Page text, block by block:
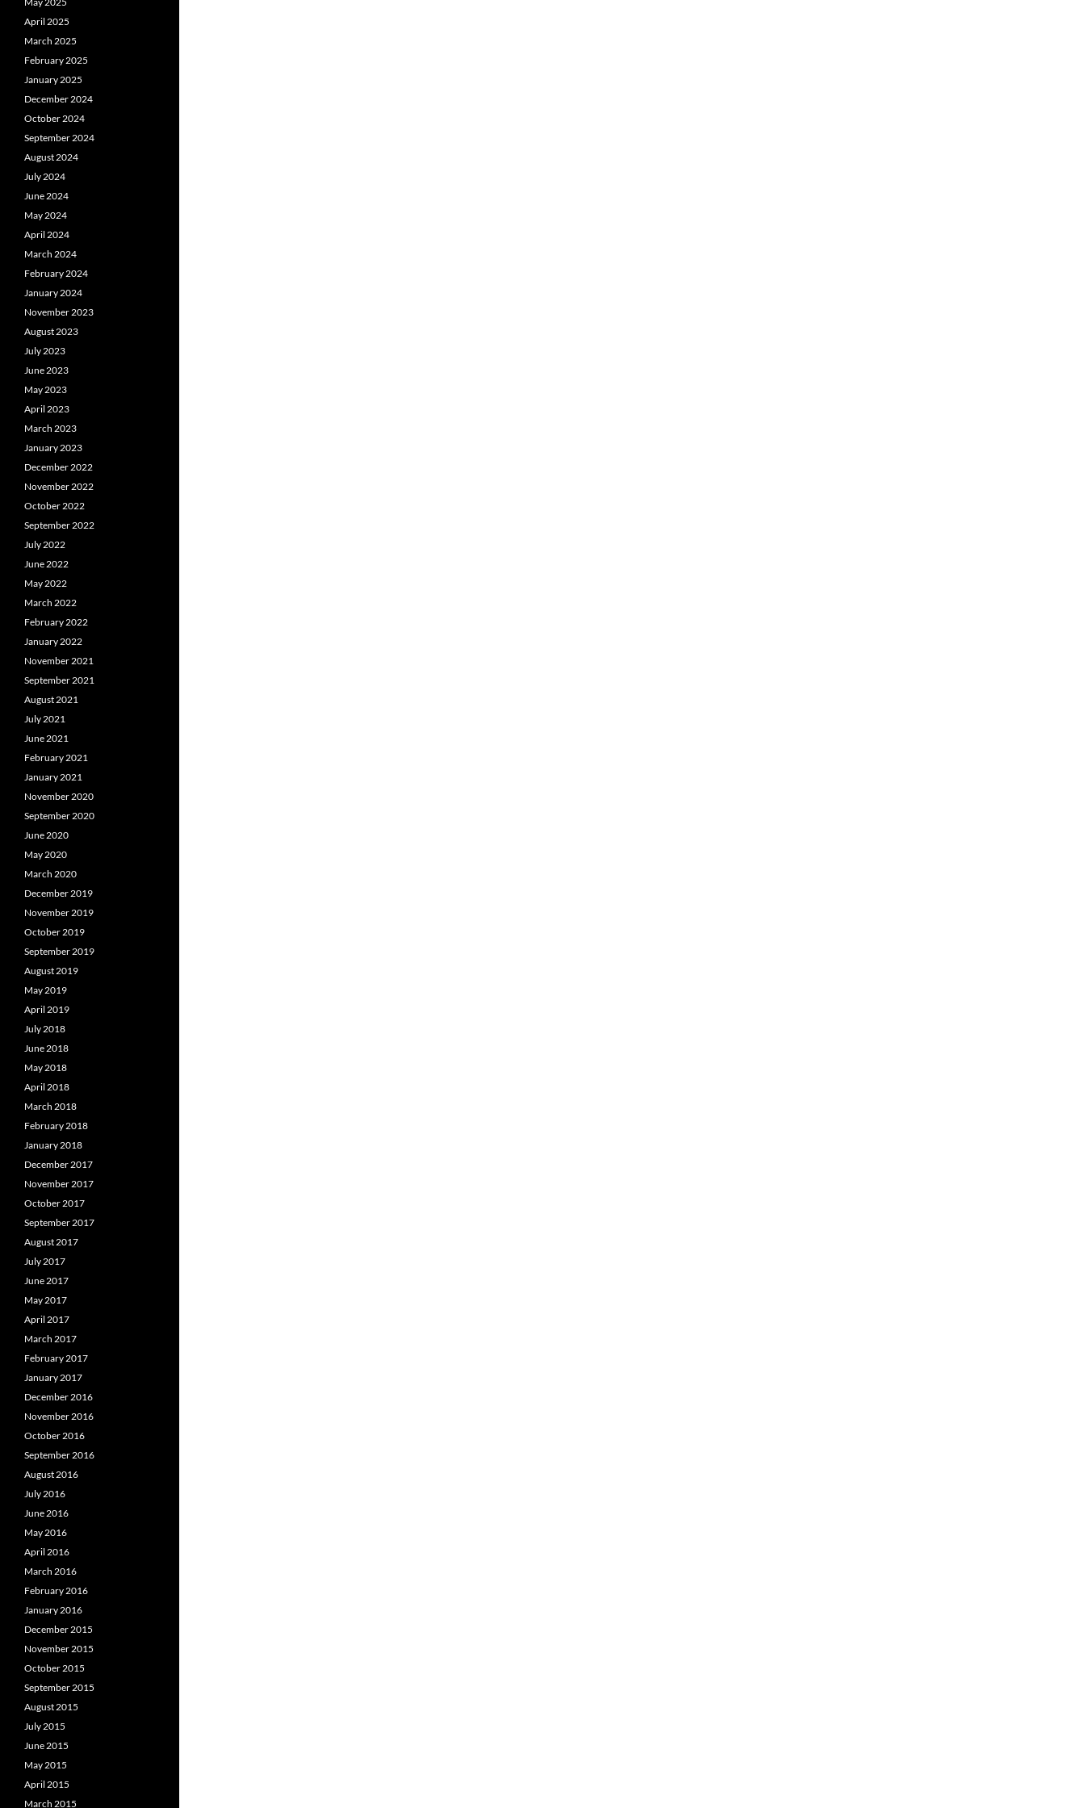
April 2025
March 2025
February 2025
January 2025
December 2024
October 2024
September 2024
August 2024
July 2024
June 2024
May 2024
April 2024
March 2024
February 2024
January 2024
November 2023
August 2023
July 2023
June 2023
May 2023
April 2023
March 2023
January 2023
December 2022
November 2022
October 2022
September 2022
July 2022
June 2022
May 2022
March 2022
February 2022
January 2022
November 2021
September 2021
August 2021
July 2021
June 2021
February 2021
January 2021
November 2020
September 2020
June 2020
May 2020
March 2020
December 2019
November 2019
October 2019
September 2019
August 2019
May 2019
April 2019
July 2018
June 2018
May 2018
April 2018
March 2018
February 2018
January 2018
December 2017
November 2017
October 2017
September 2017
August 2017
July 2017
June 2017
May 2017
April 2017
March 2017
February 2017
January 2017
December 2016
November 2016
October 2016
September 2016
August 2016
July 2016
June 2016
May 2016
April 2016
March 2016
February 2016
January 2016
December 2015
November 2015
October 2015
September 2015
August 2015
July 2015
June 2015
May 2015
April 2015
March 2015